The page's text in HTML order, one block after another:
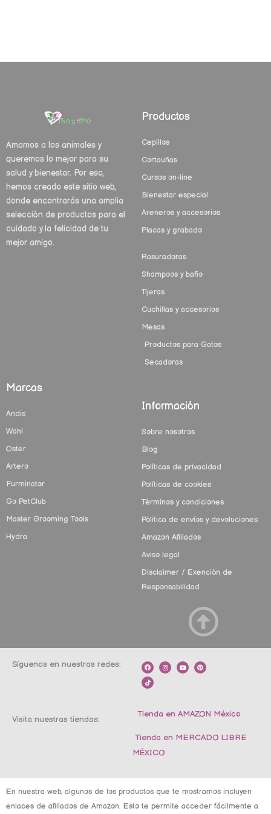
Amamos a los animales y
queremos lo mejor para su
salud y bienestar. Por eso,
hemos creado este sitio web,
donde encontrarás una amplia
selección de productos para el
cuidado y la felicidad de tu
mejor amigo.
Productos
Cepillos
Cortauñas
Cursos on-line
Bienestar especial
Areneros y accesorios
Placas y grabado
Rasuradoras
Shampoos y baño
Tijeras
Cuchillas y accesorios
Mesas
Productos para Gatos
Secadoras
Marcas
Andis
Wahl
Oster
Artero
Furminator
Go PetClub
Master Grooming Tools
Hydra
Información
Sobre nosotros
Blog
Políticas de privacidad
Políticas de cookies
Términos y condiciones
Pólitica de envíos y devoluciones
Amazon Afiliados
Aviso legal
Disclaimer / Exención de
Responsabilidad
Síguenos en nuestras redes:
F
a
c
e
b
I
n
s
m
Y
o
u
P
i
n
t
T
i
k
t
o
Visita nuestras tiendas:
Tienda en AMAZON México
Tienda en MERCADO LIBRE
MÉXICO
En nuestra web, algunos de los productos que te mostramos incluyen
enlaces de afiliados de Amazon. Esto te permite acceder fácilmente a